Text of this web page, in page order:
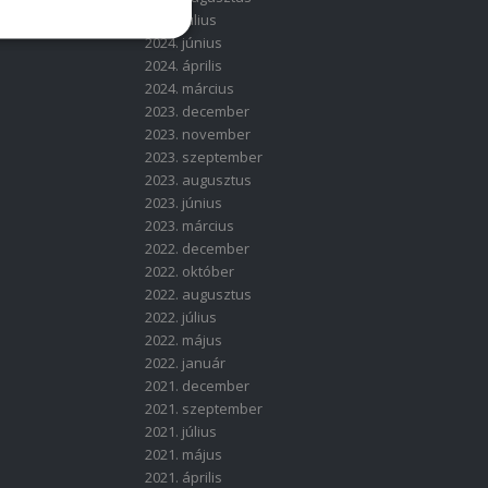
2024. július
2024. június
2024. április
2024. március
2023. december
2023. november
2023. szeptember
2023. augusztus
2023. június
2023. március
2022. december
2022. október
2022. augusztus
2022. július
2022. május
2022. január
2021. december
2021. szeptember
2021. július
2021. május
2021. április